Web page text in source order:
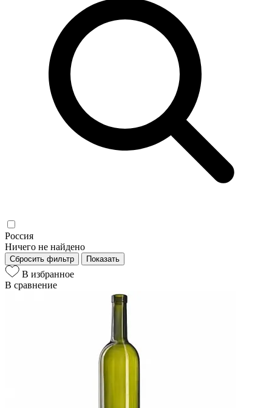
Россия
Ничего не найдено
Сбросить фильтр Показать
В избранное
В сравнение